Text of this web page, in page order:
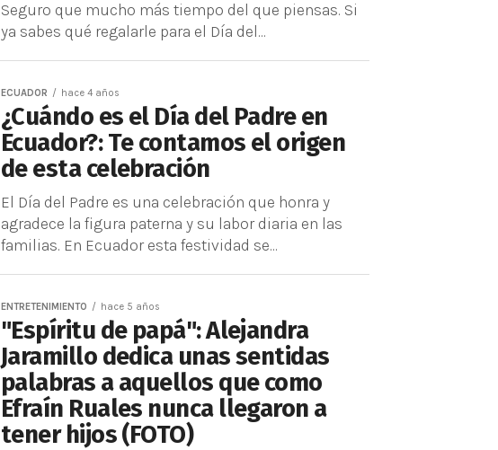
Seguro que mucho más tiempo del que piensas. Si
ya sabes qué regalarle para el Día del...
ECUADOR hace 4 años
¿Cuándo es el Día del Padre en
Ecuador?: Te contamos el origen
de esta celebración
El Día del Padre es una celebración que honra y
agradece la figura paterna y su labor diaria en las
familias. En Ecuador esta festividad se...
ENTRETENIMIENTO hace 5 años
"Espíritu de papá": Alejandra
Jaramillo dedica unas sentidas
palabras a aquellos que como
Efraín Ruales nunca llegaron a
tener hijos (FOTO)